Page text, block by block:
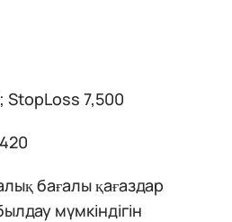
StopLoss 7,500
бағалы қағаздар
мүмкіндігін